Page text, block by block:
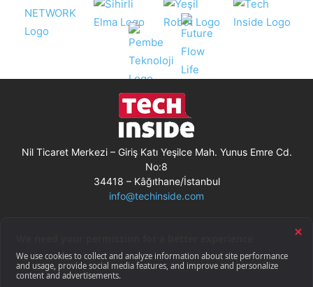
Nil Ticaret Merkezi – Giriş Katı Yeşilce Mah. Yunus Emre Cd.
No:8
34418 – Kâğıthane/İstanbul
info@techinside.com
Gizlilik Bildirimi
RSS